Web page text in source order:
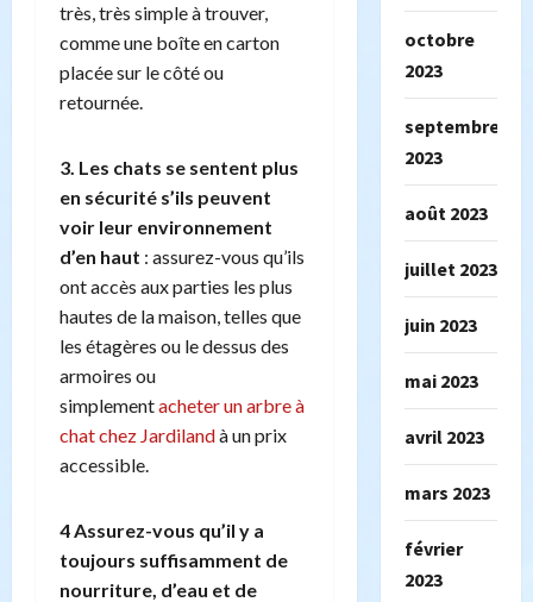
très, très simple à trouver,
comme une boîte en carton
placée sur le côté ou
retournée.
3. Les chats se sentent plus
en sécurité s’ils peuvent
voir leur environnement
d’en haut : assurez-vous qu’ils
ont accès aux parties les plus
hautes de la maison, telles que
les étagères ou le dessus des
armoires ou
simplementacheter un arbre à
chat chez Jardilandà un prix
accessible.
4 Assurez-vous qu’il y a
toujours suffisamment de
nourriture, d’eau et de
octobre
2023
septembre
2023
août 2023
juillet 2023
juin 2023
mai 2023
avril 2023
mars 2023
février
2023